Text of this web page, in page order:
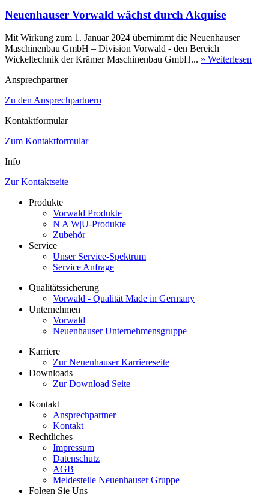
Neuenhauser Vorwald wächst durch Akquise
Mit Wirkung zum 1. Januar 2024 übernimmt die Neuenhauser
Maschinenbau GmbH – Division Vorwald - den Bereich
Wickeltechnik der Krämer Maschinenbau GmbH... » Weiterlesen
Ansprechpartner
Zu den Ansprechpartnern
Kontaktformular
Zum Kontaktformular
Info
Zur Kontaktseite
Produkte
Vorwald Produkte
N|A|W|U-Produkte
Zubehör
Service
Unser Service-Spektrum
Service Anfrage
Qualitätssicherung
Vorwald - Qualität Made in Germany
Unternehmen
Vorwald
Neuenhauser Unternehmensgruppe
Karriere
Zur Neuenhauser Karriereseite
Downloads
Zur Download Seite
Kontakt
Ansprechpartner
Kontakt
Rechtliches
Impressum
Datenschutz
AGB
Meldestelle Neuenhauser Gruppe
Folgen Sie Uns